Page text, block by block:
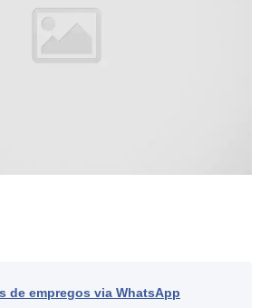
de empregos via WhatsApp